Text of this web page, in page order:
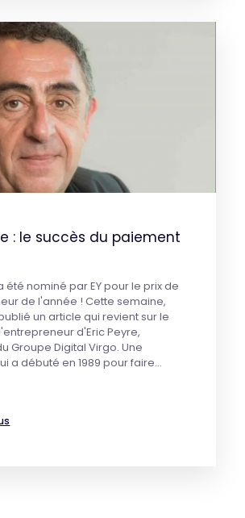
: le succès du paiement
été nominé par EY pour le prix de
de l'année ! Cette semaine,
un article qui revient sur le
d'Eric Peyre,
Groupe Digital Virgo. Une
a débuté en 1989 pour faire…